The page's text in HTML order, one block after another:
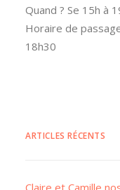
Quand ? Se 15h à
Horaire de
18h30
ARTICLES RÉCENTS
Claire et Camille